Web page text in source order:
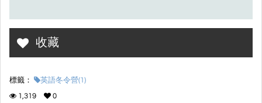
收藏
標籤：
英語冬令營(1)
1,319
0